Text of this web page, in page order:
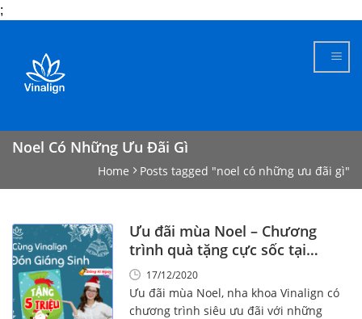
;
content
Noel Có Những Ưu Đãi Gì
Home Posts tagged "noel có những ưu đãi gì"
Ưu đãi mùa Noel – Chương
trình quà tặng cực sốc tại
Vinalign
17/12/2020
Ưu đãi mùa Noel, nha khoa Vinalign có
chương trình siêu ưu đãi với những